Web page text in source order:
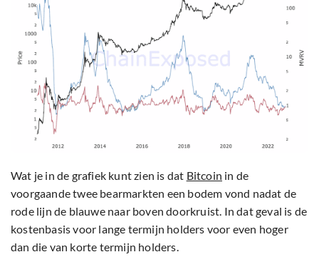
Wat je in de grafiek kunt zien is dat Bitcoin in de
voorgaande twee bearmarkten een bodem vond nadat de
rode lijn de blauwe naar boven doorkruist. In dat geval is de
kostenbasis voor lange termijn holders voor even hoger
dan die van korte termijn holders.